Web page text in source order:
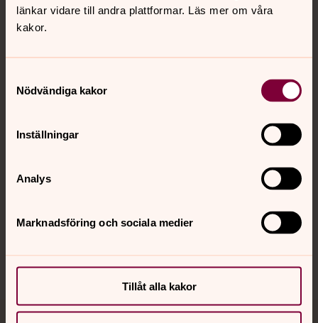
länkar vidare till andra plattformar. Läs mer om våra
kakor.
Nödvändiga kakor
Inställningar
Analys
Marknadsföring och sociala medier
Tillåt alla kakor
Kontakt
Sociala kanaler